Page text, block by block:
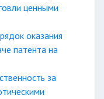
ценными
оказания
патента на
за